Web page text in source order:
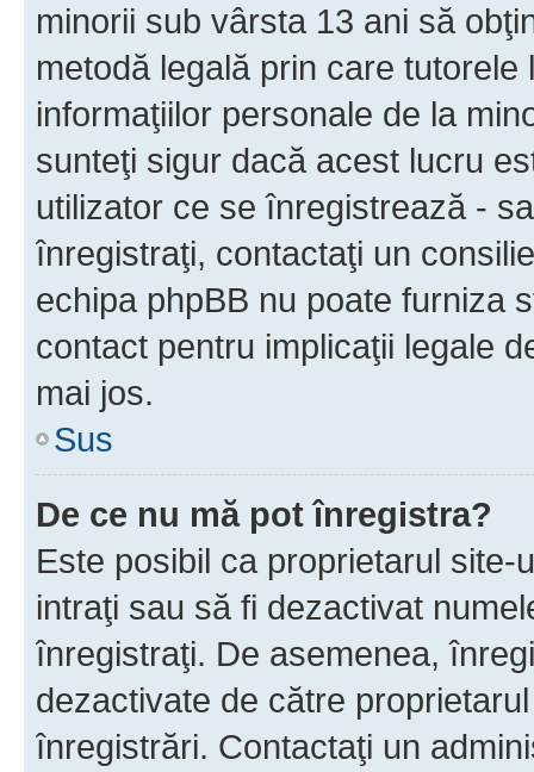
minorii sub vârsta 13 ani să
metodă legală prin care
informaţiilor personale de la
sunteţi sigur dacă acest lucru
utilizator ce se înregistrează -
înregistraţi, contactaţi un
echipa phpBB nu poate furniza
contact pentru implicaţii legale
mai jos.
Sus
De ce nu mă pot înregistra?
Este posibil ca proprietarul
intraţi sau să fi dezactivat
înregistraţi. De asemenea,
dezactivate de către
înregistrări. Contactaţi un